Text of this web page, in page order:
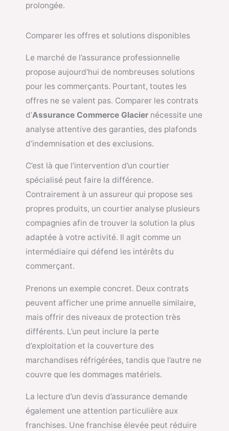
prolongée.
Comparer les offres et solutions disponibles
Le marché de l’assurance professionnelle
propose aujourd’hui de nombreuses solutions
pour les commerçants. Pourtant, toutes les
offres ne se valent pas. Comparer les contrats
d’Assurance Commerce Glacier nécessite une
analyse attentive des garanties, des plafonds
d’indemnisation et des exclusions.
C’est là que l’intervention d’un courtier
spécialisé peut faire la différence.
Contrairement à un assureur qui propose ses
propres produits, un courtier analyse plusieurs
compagnies afin de trouver la solution la plus
adaptée à votre activité. Il agit comme un
intermédiaire qui défend les intérêts du
commerçant.
Prenons un exemple concret. Deux contrats
peuvent afficher une prime annuelle similaire,
mais offrir des niveaux de protection très
différents. L’un peut inclure la perte
d’exploitation et la couverture des
marchandises réfrigérées, tandis que l’autre ne
couvre que les dommages matériels.
La lecture d’un devis d’assurance demande
également une attention particulière aux
franchises. Une franchise élevée peut réduire